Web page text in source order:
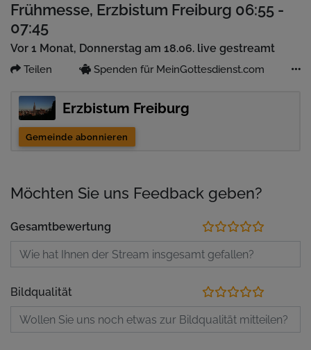
Frühmesse, Erzbistum Freiburg 06:55 -
07:45
Vor 1 Monat, Donnerstag am 18.06. live gestreamt
Teilen Spenden für MeinGottesdienst.com
Erzbistum Freiburg
Gemeinde abonnieren
Möchten Sie uns Feedback geben?
Gesamtbewertung
Bildqualität